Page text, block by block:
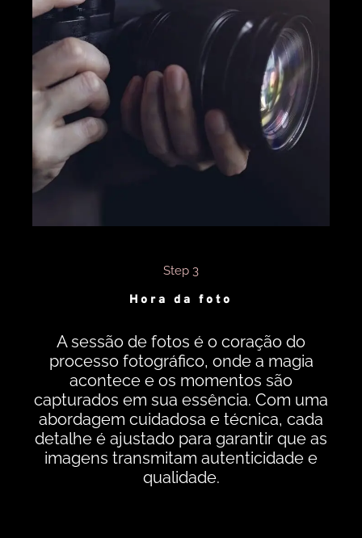
Step 3
Hora da foto
A sessão de fotos é o coração do
processo fotográfico, onde a magia
acontece e os momentos são
capturados em sua essência. Com uma
abordagem cuidadosa e técnica, cada
detalhe é ajustado para garantir que as
imagens transmitam autenticidade e
qualidade.